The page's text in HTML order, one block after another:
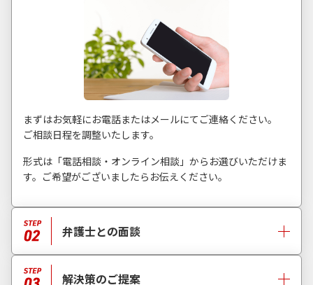
まずはお気軽にお電話またはメールにてご連絡ください。
ご相談日程を調整いたします。
形式は「電話相談・オンライン相談」からお選びいただけま
す。ご希望がございましたらお伝えください。
弁護士との面談
解決策のご提案